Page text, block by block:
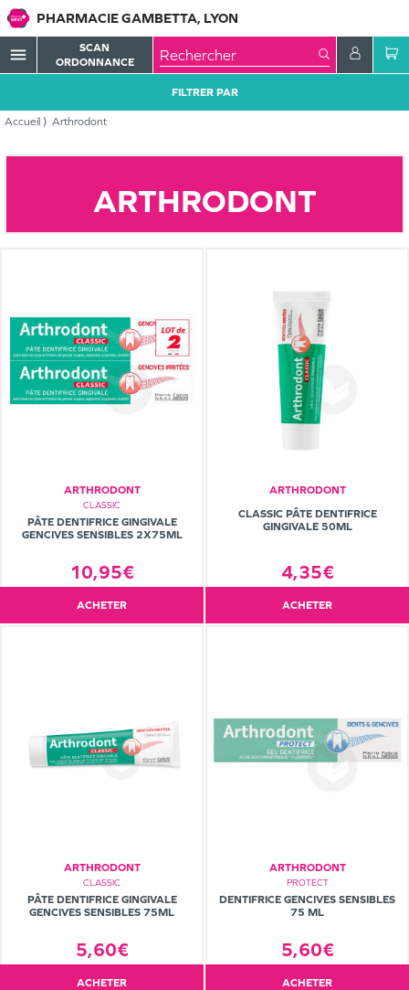
PHARMACIE GAMBETTA, LYON
menu
SCAN
ORDONNANCE
Accueil Arthrodont
FILTRER PAR
ARTHRODONT
ARTHRODONT
CLASSIC
PÂTE DENTIFRICE GINGIVALE
GENCIVES SENSIBLES 2X75ML
10,95€
ACHETER
ARTHRODONT
CLASSIC PÂTE DENTIFRICE
GINGIVALE 50ML
4,35€
ACHETER
ARTHRODONT
CLASSIC
PÂTE DENTIFRICE GINGIVALE
GENCIVES SENSIBLES 75ML
5,60€
ACHETER
ARTHRODONT
PROTECT
DENTIFRICE GENCIVES SENSIBLES
75 ML
5,60€
ACHETER